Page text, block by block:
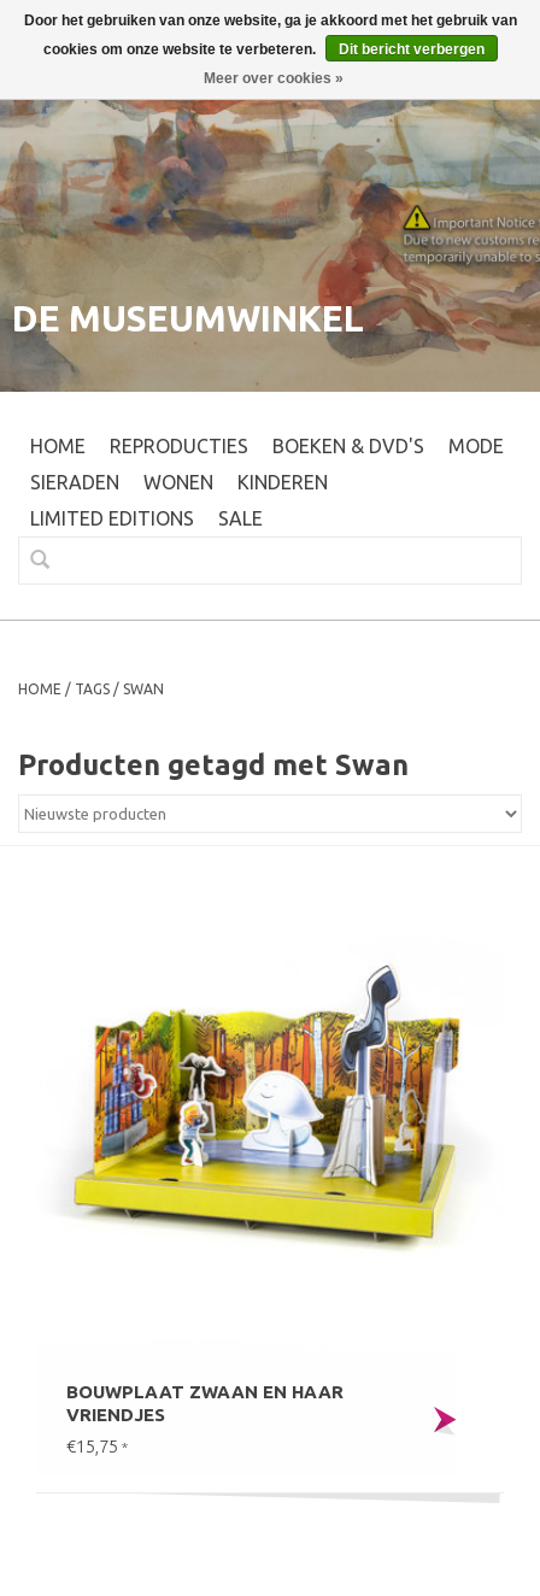
Inloggen 0
DE MUSEUMWINKEL
HOME REPRODUCTIES BOEKEN & DVD'S
MODE
SIERADEN
WONEN
KINDEREN
LIMITED EDITIONS
SALE
HOME / TAGS / SWAN
Producten getagd met Swan
BOUWPLAAT ZWAAN EN HAAR
VRIENDJES
€15,75 *
Door het gebruiken van onze website, ga je akkoord met het gebruik van
cookies om onze website te verbeteren.
Dit bericht verbergen
Meer over cookies »